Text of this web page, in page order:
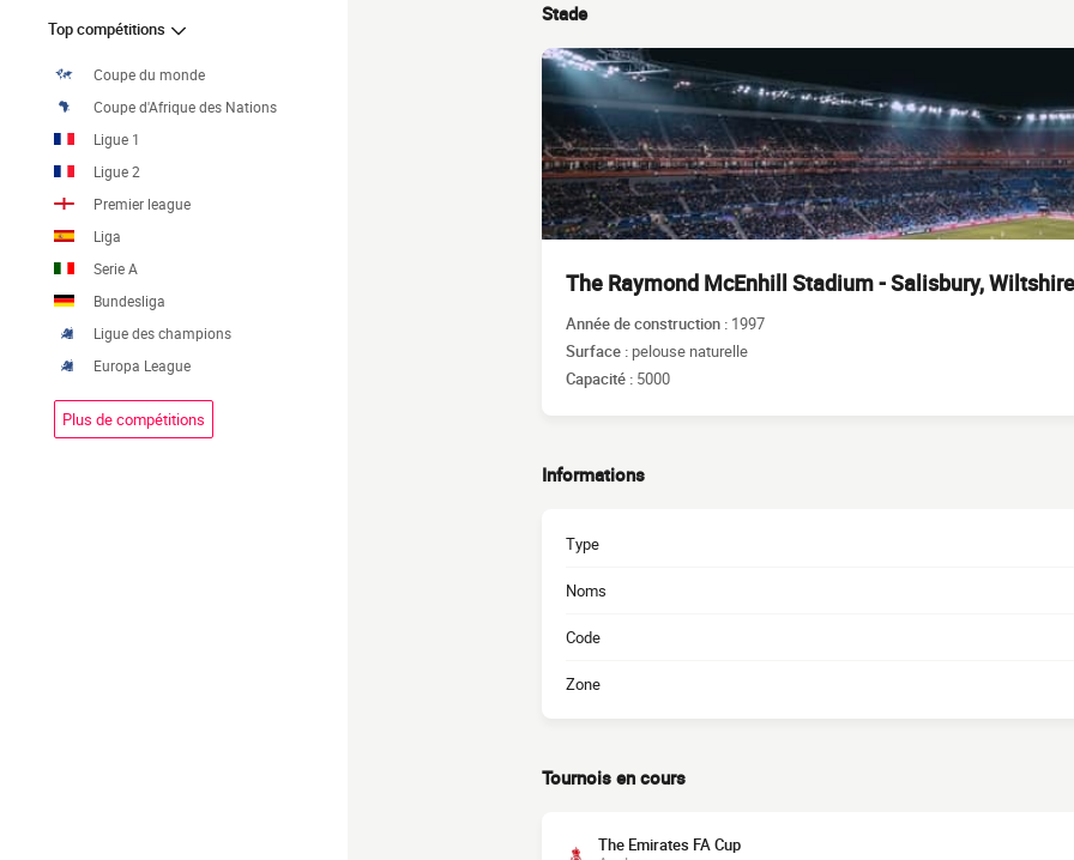
Top compétitions
Coupe du monde
Coupe d'Afrique des Nations
Ligue 1
Ligue 2
Premier league
Liga
Serie A
Bundesliga
Ligue des champions
Europa League
Plus de compétitions
Stade
The Raymond McEnhill Stadium - Salisbury, Wiltshire
Année de construction : 1997
Surface : pelouse naturelle
Capacité : 5000
Informations
Type
Noms
Code
Zone
Tournois en cours
The Emirates FA Cup